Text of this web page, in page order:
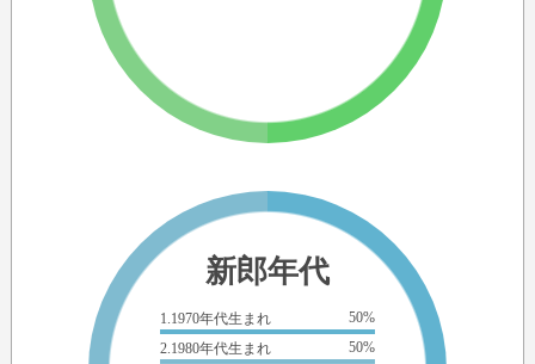
新郎年代
1.1970年代生まれ
50%
2.1980年代生まれ
50%